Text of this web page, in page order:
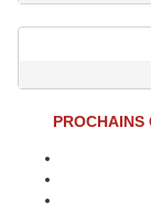
PROCHAINS